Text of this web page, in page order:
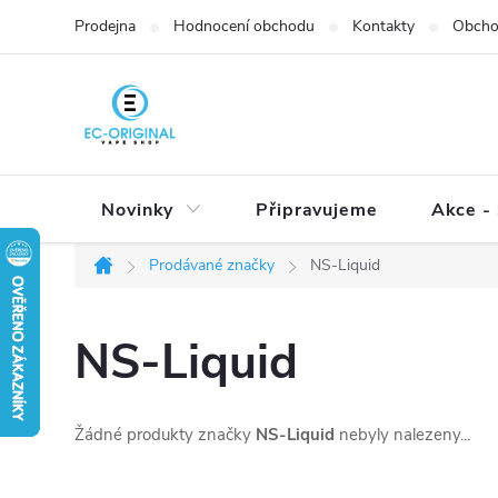
Prodejna Hodnocení obchodu Kontakty
Novinky Připravujeme Akce -
Domů
Prodávané značky NS-Liquid
NS-Liquid
Žádné produkty značky NS-Liquid nebyly nalezeny...